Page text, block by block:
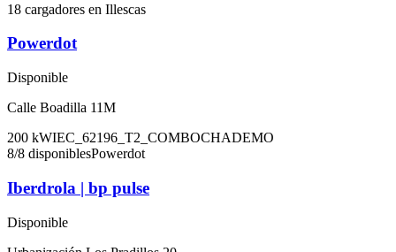
18 cargadores en Illescas
Powerdot
Disponible
Calle Boadilla 11M
200 kWIEC_62196_T2_COMBOCHADEMO
8/8 disponiblesPowerdot
Iberdrola | bp pulse
Disponible